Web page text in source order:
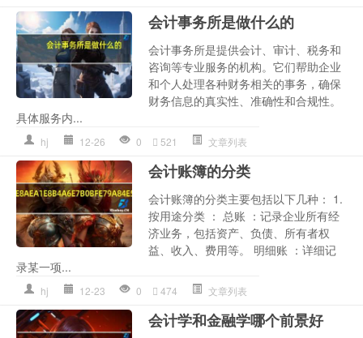
会计事务所是做什么的
会计事务所是提供会计、审计、税务和
咨询等专业服务的机构。它们帮助企业
和个人处理各种财务相关的事务，确保
财务信息的真实性、准确性和合规性。
具体服务内...
hj 12-26 0 521 文章列表
会计账簿的分类
会计账簿的分类主要包括以下几种： 1.
按用途分类 ： 总账 ：记录企业所有经
济业务，包括资产、负债、所有者权
益、收入、费用等。 明细账 ：详细记
录某一项...
hj 12-23 0 474 文章列表
会计学和金融学哪个前景好